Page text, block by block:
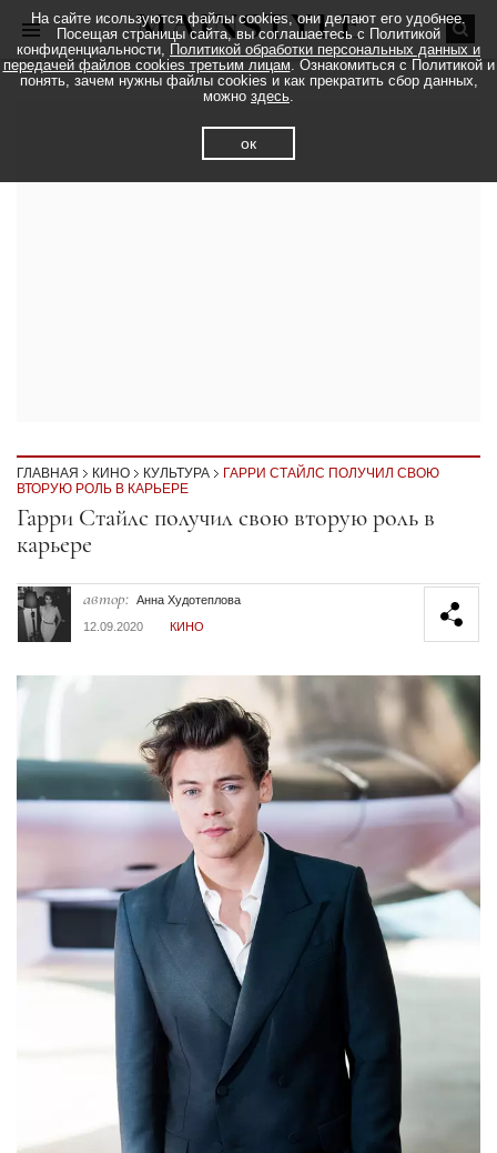
ГЛАВНАЯ КИНО КУЛЬТУРА
ГАРРИ СТАЙЛС ПОЛУЧИЛ СВОЮ
ВТОРУЮ РОЛЬ В КАРЬЕРЕ
Секция статей
Гарри Стайлс получил свою вторую роль в
карьере
автор: Анна Худотеплова
12.09.2020
КИНО
На сайте исользуются файлы cookies, они делают его удобнее.
Посещая страницы сайта, вы соглашаетесь с Политикой
конфиденциальности, Политикой обработки персональных данных и
передачей файлов cookies третьим лицам. Ознакомиться с Политикой и
понять, зачем нужны файлы cookies и как прекратить сбор данных,
можно здесь.
ок